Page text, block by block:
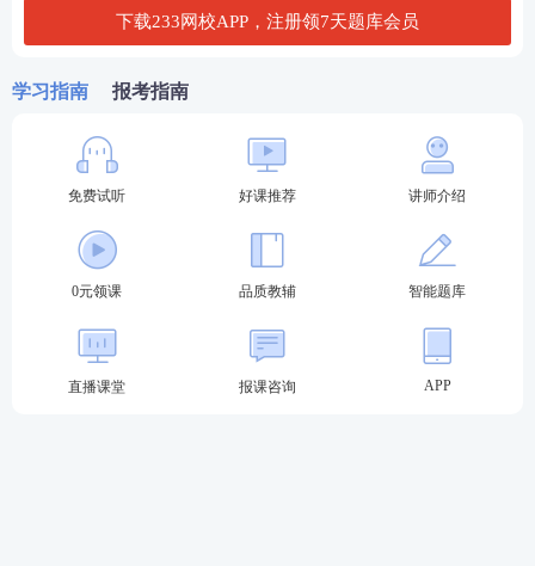
高频难点汇
总
高频难点汇
总
真题演练
1、下列有关注册会计师保持职业怀疑的说法中，错误
的是（）。
A. 保持职业怀疑可以增强注册会计师在审计中保持独
立性的能力
B. 职业怀疑要求注册会计师质疑相互矛盾的证据的可
下载233网校APP，注册领7天题库会员
学习指南 报考指南
免费试听 好课推荐 讲师介绍
0元领课 品质教辅 智能题库
直播课堂 报课咨询 APP